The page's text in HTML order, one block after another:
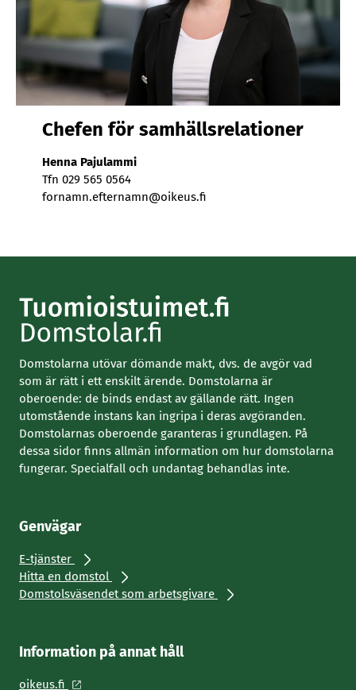
Che­fen för sam­hälls­re­la­tio­ner
Hen­na Pa­ju­lam­mi
Tfn 029 565 0564
for­namn.ef­ter­namn@oi­keus.fi
Domstolarna utövar dömande makt, dvs. de avgör vad
som är rätt i ett enskilt ärende. Domstolarna är
oberoende: de binds endast av gällande rätt. Ingen
utomstående instans kan ingripa i deras avgöranden.
Domstolarnas oberoende garanteras i grundlagen. På
dessa sidor finns allmän information om hur domstolarna
fungerar. Specialfall och undantag behandlas inte.
Genvägar
E-tjänster
Hitta en domstol
Domstolsväsendet som arbetsgivare
Information på annat håll
oikeus.fi